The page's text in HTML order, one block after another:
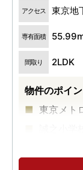
アクセス 東京地
専有面積
間取り 2LDK
物件のポイン
東京メト
誠之小学